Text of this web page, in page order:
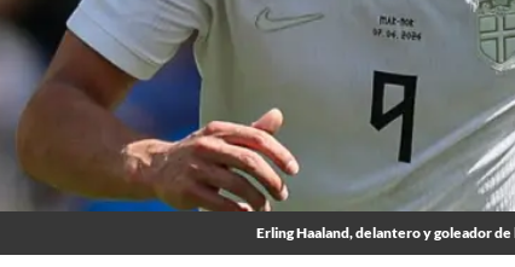
Erling Haaland, delantero y goleador